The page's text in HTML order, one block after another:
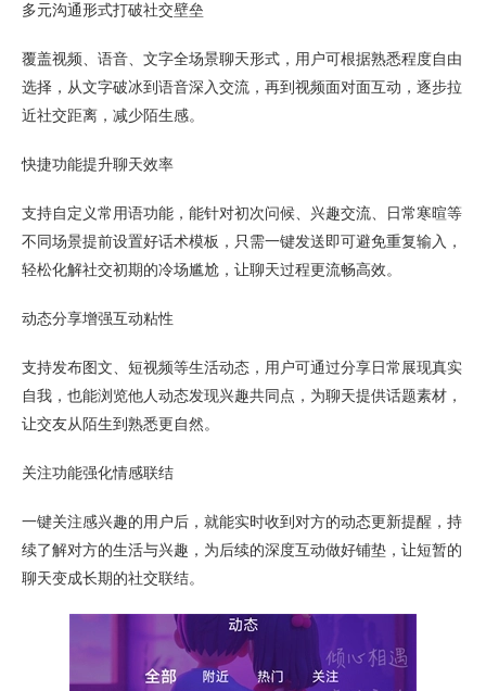
多元沟通形式打破社交壁垒
覆盖视频、语音、文字全场景聊天形式，用户可根据熟悉程度自由
选择，从文字破冰到语音深入交流，再到视频面对面互动，逐步拉
近社交距离，减少陌生感。
快捷功能提升聊天效率
支持自定义常用语功能，能针对初次问候、兴趣交流、日常寒暄等
不同场景提前设置好话术模板，只需一键发送即可避免重复输入，
轻松化解社交初期的冷场尴尬，让聊天过程更流畅高效。
动态分享增强互动粘性
支持发布图文、短视频等生活动态，用户可通过分享日常展现真实
自我，也能浏览他人动态发现兴趣共同点，为聊天提供话题素材，
让交友从陌生到熟悉更自然。
关注功能强化情感联结
一键关注感兴趣的用户后，就能实时收到对方的动态更新提醒，持
续了解对方的生活与兴趣，为后续的深度互动做好铺垫，让短暂的
聊天变成长期的社交联结。